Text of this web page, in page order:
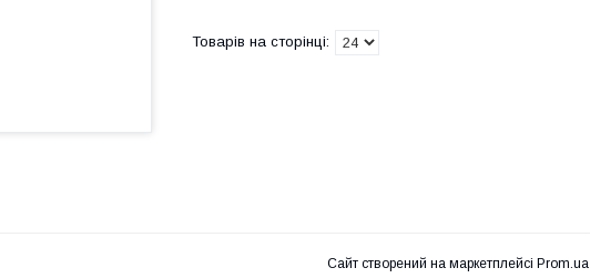
Сайт створений на маркетплейсі Prom.ua